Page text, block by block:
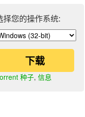
择您的操作系统:
下载
种子, 信息